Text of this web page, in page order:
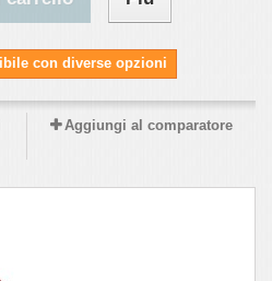
con diverse opzioni
Aggiungi al comparatore